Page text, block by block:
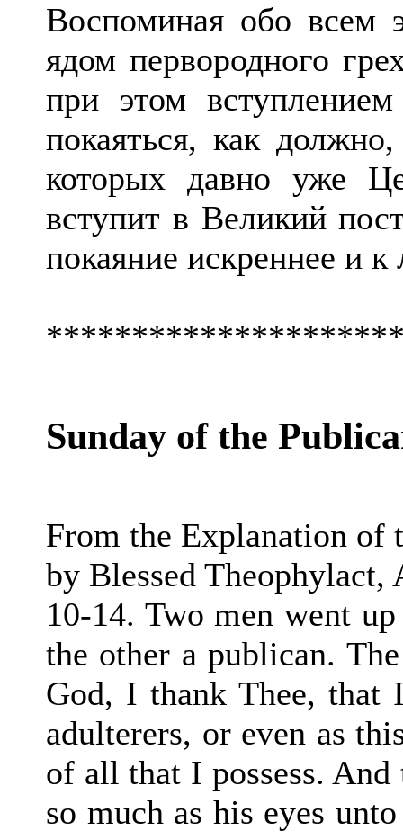
Воспоминая обо всем
ядом первородного
при этом
покаяться, как
которых давно уже
вступит в Великий
покаяние искреннее и
Sunday of the
From the Explanation of
by Blessed
10-14. Two men went
the other a publican.
God, I thank Thee, that
adulterers, or even as
of all that I possess.
so much as his eyes